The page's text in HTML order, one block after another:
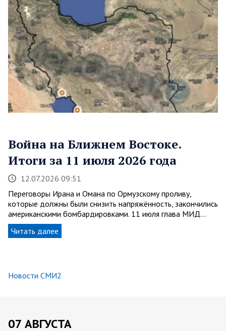
Война на Ближнем Востоке.
Итоги за 11 июля 2026 года
12.07.2026 09:51
Переговоры Ирана и Омана по Ормузскому проливу,
которые должны были снизить напряжённость, закончились
американскими бомбардировками. 11 июля глава МИД…
Читать далее
Новости СМИ2
07 АВГУСТА